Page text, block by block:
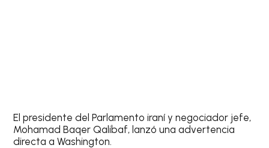
El presidente del Parlamento iraní y negociador jefe,
Mohamad Baqer Qalibaf, lanzó una advertencia
directa a Washington.